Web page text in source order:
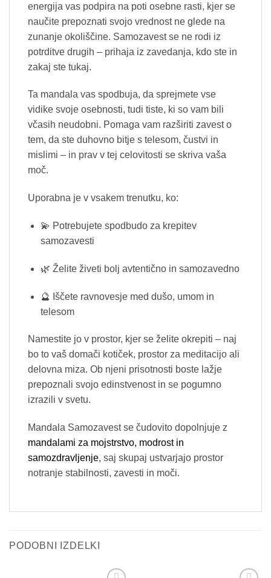
energija vas podpira na poti osebne rasti, kjer se
naučite prepoznati svojo vrednost ne glede na
zunanje okoliščine. Samozavest se ne rodi iz
potrditve drugih – prihaja iz zavedanja, kdo ste in
zakaj ste tukaj.
Ta mandala vas spodbuja, da sprejmete vse
vidike svoje osebnosti, tudi tiste, ki so vam bili
včasih neudobni. Pomaga vam razširiti zavest o
tem, da ste duhovno bitje s telesom, čustvi in
mislimi – in prav v tej celovitosti se skriva vaša
moč.
Uporabna je v vsakem trenutku, ko:
💫 Potrebujete spodbudo za krepitev
samozavesti
🌿 Želite živeti bolj avtentično in samozavedno
🔮 Iščete ravnovesje med dušo, umom in
telesom
Namestite jo v prostor, kjer se želite okrepiti – naj
bo to vaš domači kotiček, prostor za meditacijo ali
delovna miza. Ob njeni prisotnosti boste lažje
prepoznali svojo edinstvenost in se pogumno
izrazili v svetu.
Mandala Samozavest se čudovito dopolnjuje z
mandalami za mojstrstvo, modrost in
samozdravljenje, saj skupaj ustvarjajo prostor
notranje stabilnosti, zavesti in moči.
PODOBNI IZDELKI